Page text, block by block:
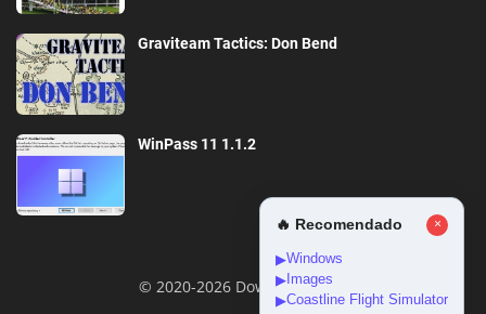
Graviteam Tactics: Don Bend
WinPass 11 1.1.2
© 2020-2026 DownloadGeral
🔥 Recomendado ×
▶Windows
▶ Images
▶Coastline Flight Simulator